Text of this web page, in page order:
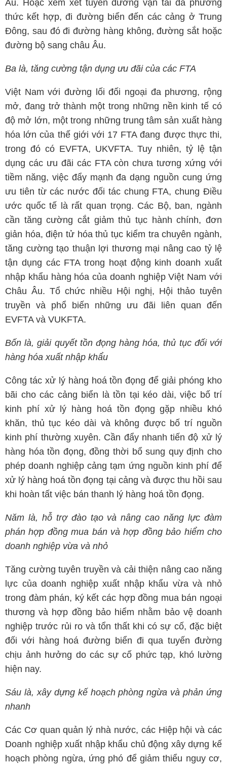
Âu. Hoặc xem xét tuyến đường vận tải đa phương
thức kết hợp, đi đường biển đến các cảng ở Trung
Đông, sau đó đi đường hàng không, đường sắt hoặc
đường bộ sang châu Âu.
Ba là, tăng cường tận dụng ưu đãi của các FTA
Việt Nam với đường lối đối ngoại đa phương, rộng
mở, đang trở thành một trong những nền kinh tế có
độ mở lớn, một trong những trung tâm sản xuất hàng
hóa lớn của thế giới với 17 FTA đang được thực thi,
trong đó có EVFTA, UKVFTA. Tuy nhiên, tỷ lệ tận
dụng các ưu đãi các FTA còn chưa tương xứng với
tiềm năng, việc đẩy mạnh đa dạng nguồn cung ứng
ưu tiên từ các nước đối tác chung FTA, chung Điều
ước quốc tế là rất quan trọng. Các Bộ, ban, ngành
cần tăng cường cắt giảm thủ tục hành chính, đơn
giản hóa, điện tử hóa thủ tục kiểm tra chuyên ngành,
tăng cường tạo thuận lợi thương mại nâng cao tỷ lệ
tận dụng các FTA trong hoạt động kinh doanh xuất
nhập khẩu hàng hóa của doanh nghiệp Việt Nam với
Châu Âu. Tổ chức nhiều Hội nghị, Hội thảo tuyên
truyền và phổ biến những ưu đãi liên quan đến
EVFTA và VUKFTA.
Bốn là, giải quyết tồn đọng hàng hóa, thủ tục đối với
hàng hóa xuất nhập khẩu
Công tác xử lý hàng hoá tồn đọng để giải phóng kho
bãi cho các cảng biển là tồn tại kéo dài, việc bố trí
kinh phí xử lý hàng hoá tồn đọng gặp nhiều khó
khăn, thủ tục kéo dài và không được bố trí nguồn
kinh phí thường xuyên. Cần đẩy nhanh tiến độ xử lý
hàng hóa tồn đọng, đồng thời bổ sung quy định cho
phép doanh nghiệp cảng tạm ứng nguồn kinh phí để
xử lý hàng hoá tồn đọng tại cảng và được thu hồi sau
khi hoàn tất việc bán thanh lý hàng hoá tồn đọng.
Năm là, hỗ trợ đào tạo và nâng cao năng lực đàm
phán hợp đồng mua bán và hợp đồng bảo hiểm cho
doanh nghiệp vừa và nhỏ
Tăng cường tuyên truyền và cải thiện nâng cao năng
lực của doanh nghiệp xuất nhập khẩu vừa và nhỏ
trong đàm phán, ký kết các hợp đồng mua bán ngoại
thương và hợp đồng bảo hiểm nhằm bảo vệ doanh
nghiệp trước rủi ro và tổn thất khi có sự cố, đặc biệt
đối với hàng hoá đường biển đi qua tuyến đường
chịu ảnh hưởng do các sự cố phức tạp, khó lường
hiện nay.
Sáu là, xây dựng kế hoạch phòng ngừa và phản ứng
nhanh
Các Cơ quan quản lý nhà nước, các Hiệp hội và các
Doanh nghiệp xuất nhập khẩu chủ động xây dựng kế
hoạch phòng ngừa, ứng phó để giảm thiểu nguy cơ,